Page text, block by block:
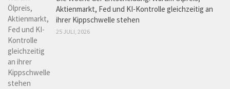
Aktienmarkt, Fed und KI-Kontrolle gleichzeitig an
ihrer Kippschwelle stehen
25 JULI, 2026